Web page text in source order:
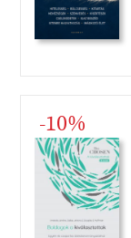
-10%